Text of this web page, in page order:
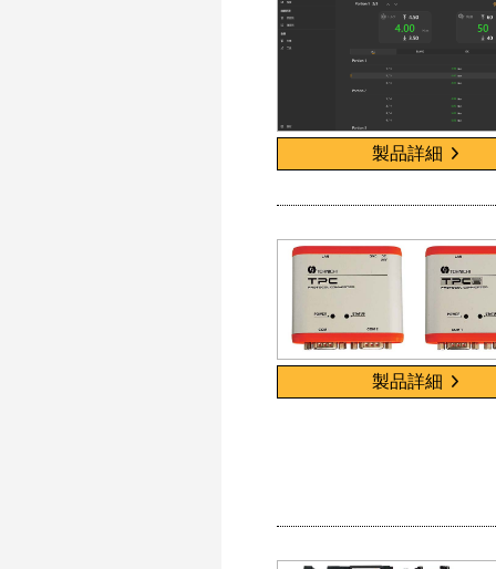
製品詳細
製品詳細